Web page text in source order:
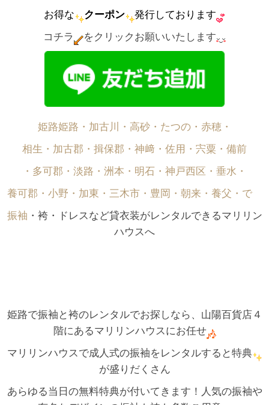
お得な
クーポン
発行しております
コチラ
をクリックお願いいたします
姫路姫路・加古川・高砂・たつの・赤穂・
相生・加古郡・揖保郡・神﨑・佐用・宍粟・備前
・多可郡・淡路・洲本・明石・神戸西区・垂水・
養可郡・小野・加東・三木市・豊岡・朝来・養父・で゙
振袖 ・袴・ドレスなど貸衣装がレンタルできるマリリン
ハウスへ
姫路で振袖と袴のレンタルでお探しなら、山陽百貨店４
階にあるマリリンハウスにお任せ
マリリンハウスで成人式の振袖をレンタルすると特典
が盛りだくさん
あらゆる当日の無料特典が付いてきます！人気の振袖や